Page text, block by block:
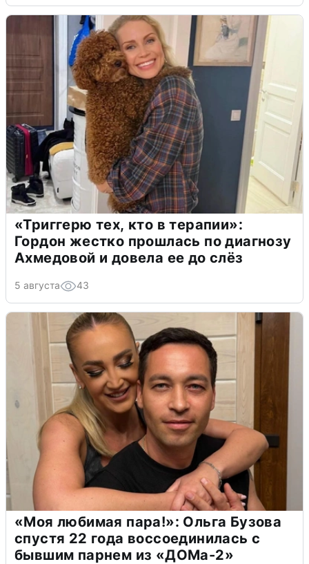
«Триггерю тех, кто в терапии»:
Гордон жестко прошлась по диагнозу
Ахмедовой и довела ее до слёз
5 августа 43
«Моя любимая пара!»: Ольга Бузова
спустя 22 года воссоединилась с
бывшим парнем из «ДОМа-2»